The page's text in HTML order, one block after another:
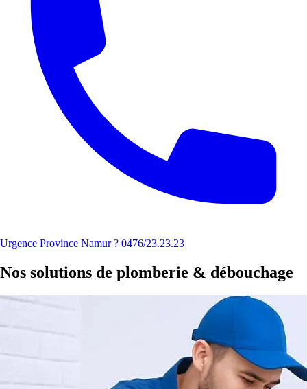
Urgence Province Namur ? 0476/23.23.23
Nos solutions de plomberie & débouchage